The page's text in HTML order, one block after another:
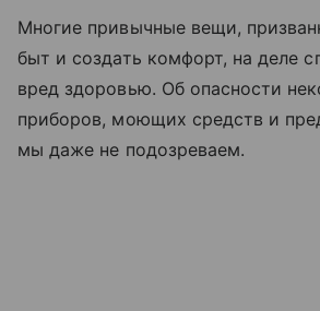
Многие привычные вещи,
быт и создать комфорт, на деле
вред здоровью. Об опасности
приборов, моющих средств и
мы даже не подозреваем.